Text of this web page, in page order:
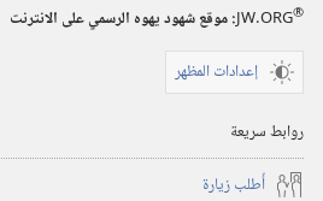
الدراسية)‏
‎٢٠٠٧
JW.ORG®
:‏ موقع شهود يهوه الرسمي على الانترنت
إعدادات المظهر
روابط سريعة
أُطلب زيارة